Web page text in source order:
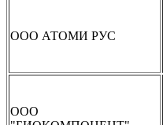
ООО АТОМИ РУС
ООО